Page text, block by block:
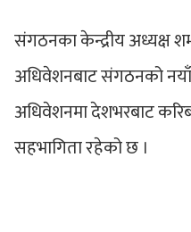
संगठनका केन्द्रीय अध्यक्ष
अधिवेशनबाट संगठनको
अधिवेशनमा देशभरबाट
सहभागिता रहेको छ ।